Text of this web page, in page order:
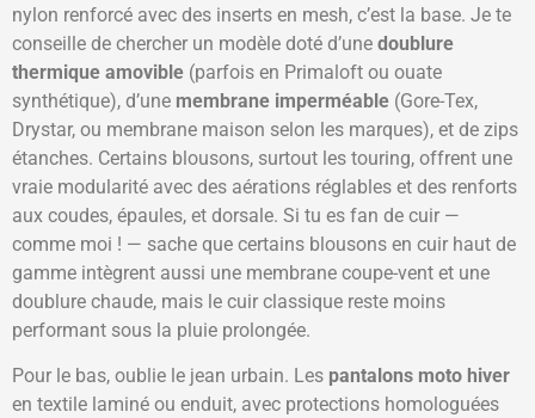
nylon renforcé avec des inserts en mesh, c’est la base. Je te
conseille de chercher un modèle doté d’une doublure
thermique amovible (parfois en Primaloft ou ouate
synthétique), d’une membrane imperméable (Gore-Tex,
Drystar, ou membrane maison selon les marques), et de zips
étanches. Certains blousons, surtout les touring, offrent une
vraie modularité avec des aérations réglables et des renforts
aux coudes, épaules, et dorsale. Si tu es fan de cuir —
comme moi ! — sache que certains blousons en cuir haut de
gamme intègrent aussi une membrane coupe-vent et une
doublure chaude, mais le cuir classique reste moins
performant sous la pluie prolongée.
Pour le bas, oublie le jean urbain. Les pantalons moto hiver
en textile laminé ou enduit, avec protections homologuées